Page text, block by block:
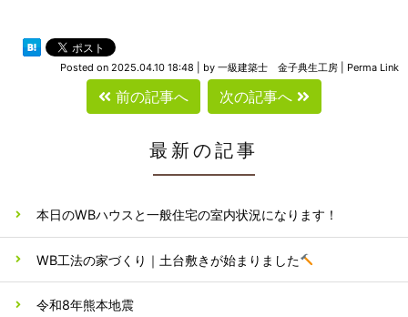
Posted on 2025.04.10 18:48 by 一級建築士 金子典生工房 Perma Link
前の記事へ 次の記事へ
最新の記事
本日のWBハウスと一般住宅の室内状況になります！
WB工法の家づくり｜土台敷きが始まりました
令和8年熊本地震